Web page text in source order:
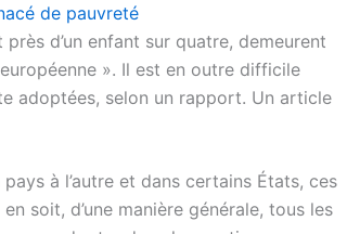
de pauvreté
d’un enfant sur quatre, demeurent
». Il est en outre difficile
adoptées, selon un rapport. Un article
à l’autre et dans certains États, ces
soit, d’une manière générale, tous les